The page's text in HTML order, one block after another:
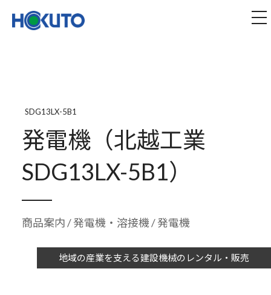
SDG13LX-5B1
発電機（北越工業
SDG13LX-5B1）
商品案内/発電機・溶接機/ 発電機
地域の産業を支える建設機械のレンタル・販売